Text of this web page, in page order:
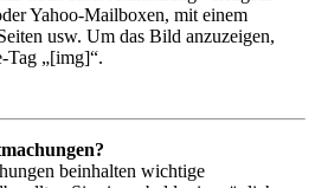
Yahoo-Mailboxen, mit einem
usw. Um das Bild anzuzeigen,
Tag „[img]“.
beinhalten wichtige